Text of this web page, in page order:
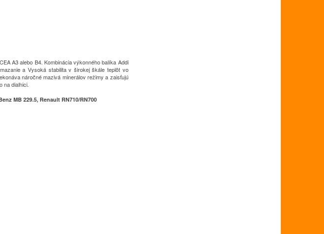
A3 alebo B4. Kombinácia výkonného balíka Addi
a Vysoká stabilita v širokej škále teplôt vo
náročné mazivá minerálov režimy a zaisťujú
na diaľnici.
MB 229.5, Renault RN710/RN700